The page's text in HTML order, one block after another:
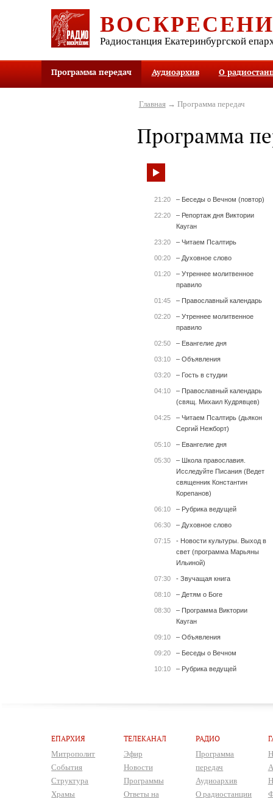
Радиостанция Екатеринбургской
Программа передач Аудиоархив О
Главная→ Программа передач
Программа
21:20 – Беседы о Вечном (повтор)
22:20
– Репортаж дня Виктории
Кауган
23:20 – Читаем Псалтирь
00:20 – Духовное слово
01:20
– Утреннее молитвенное
правило
01:45 – Православный календарь
02:20
– Утреннее молитвенное
правило
02:50 – Евангелие дня
03:10 – Объявления
03:20 – Гость в студии
04:10
– Православный календарь
(свящ. Михаил Кудрявцев)
04:25
– Читаем Псалтирь (дьякон
Сергий Нежборт)
05:10 – Евангелие дня
05:30
– Школа православия.
Исследуйте Писания (Ведет
священник Константин
Корепанов)
06:10 – Рубрика ведущей
06:30 – Духовное слово
07:15
- Новости культуры. Выход в
свет (программа Марьяны
Ильиной)
07:30 - Звучащая книга
08:10 – Детям о Боге
08:30
– Программа Виктории
Кауган
09:10 – Объявления
09:20 – Беседы о Вечном
10:10 – Рубрика ведущей
ЕПАРХИЯ
Митрополит
События
Структура
Храмы
ТЕЛЕКАНАЛ
Эфир
Новости
Программы
Ответы на
РАДИО
Программа
передач
Аудиоархив
О радиостанции